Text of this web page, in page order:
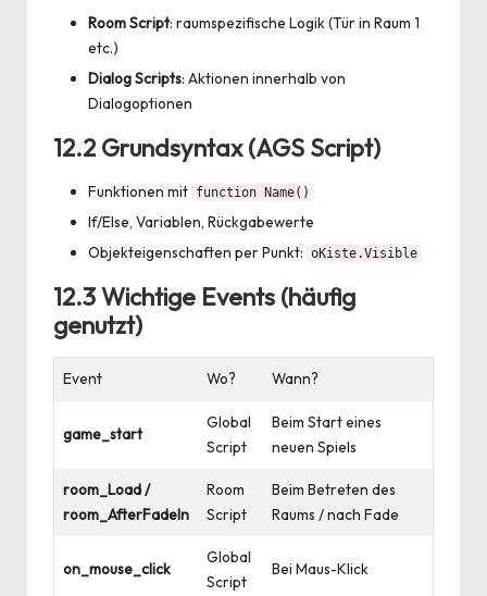
Room Script: raumspezifische Logik (Tür in Raum 1
etc.)
Dialog Scripts: Aktionen innerhalb von
Dialogoptionen
12.2 Grundsyntax (AGS Script)
Funktionen mit function Name()
If/Else, Variablen, Rückgabewerte
Objekteigenschaften per Punkt: oKiste.Visible
12.3 Wichtige Events (häufig
genutzt)
Event Wo? Wann?
game_start
Global
Script
Beim Start eines
neuen Spiels
room_Load /
room_AfterFadeIn
Room
Script
Beim Betreten des
Raums / nach Fade
on_mouse_click
Global
Script
Bei Maus-Klick